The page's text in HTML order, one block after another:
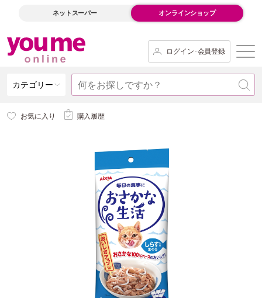
ネットスーパー オンラインショップ
ログイン･会員登録
カテゴリー
お気に入り 購入履歴